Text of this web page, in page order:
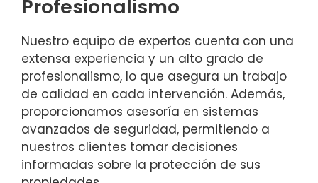
Profesionalismo
Nuestro equipo de expertos cuenta con una
extensa experiencia y un alto grado de
profesionalismo, lo que asegura un trabajo
de calidad en cada intervención. Además,
proporcionamos asesoría en sistemas
avanzados de seguridad, permitiendo a
nuestros clientes tomar decisiones
informadas sobre la protección de sus